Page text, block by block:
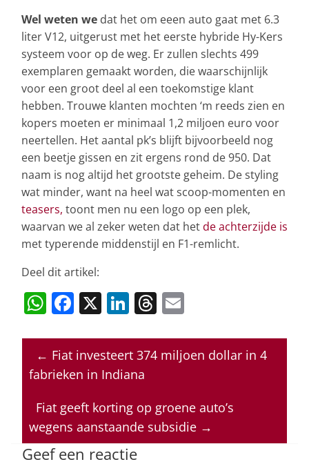
Wel weten we dat het om eeen auto gaat met 6.3
liter V12, uitgerust met het eerste hybride Hy-Kers
systeem voor op de weg. Er zullen slechts 499
exemplaren gemaakt worden, die waarschijnlijk
voor een groot deel al een toekomstige klant
hebben. Trouwe klanten mochten ‘m reeds zien en
kopers moeten er minimaal 1,2 miljoen euro voor
neertellen. Het aantal pk’s blijft bijvoorbeeld nog
een beetje gissen en zit ergens rond de 950. Dat
naam is nog altijd het grootste geheim. De styling
wat minder, want na heel wat scoop-momenten en
teasers, toont men nu een logo op een plek,
waarvan we al zeker weten dat hetde achterzijde is
met typerende middenstijl en F1-remlicht.
Deel dit artikel:
W
at
s
p
p
F
c
e
o
o
k
X Li
k
e
n
T
re
a
s
ai
l
← Fiat investeert 374 miljoen dollar in 4
fabrieken in Indiana
Fiat geeft korting op groene auto’s
wegens aanstaande subsidie →
Geef een reactie